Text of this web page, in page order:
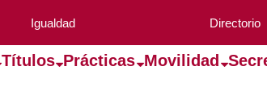
Igualdad Directorio
Títulos Prácticas Movilidad